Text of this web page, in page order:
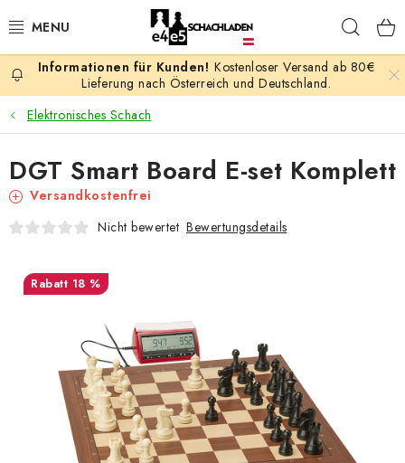
Inhalt
AKTION
SCHACHSPIELE
SCHACHFIGUREN
SCHACHBRETTER
SCHACH-ANTIQUITÄTENLADEN
SCHACH ONLINE
SCHACH-MERCH
Kostenloser Versand ab 80€
Lieferung nach Österreich und Deutschland.
Elektronisches Schach
DGT Smart Board E-set Komplett
Versandkostenfrei
Nicht bewertet Bewertungsdetails
18 %